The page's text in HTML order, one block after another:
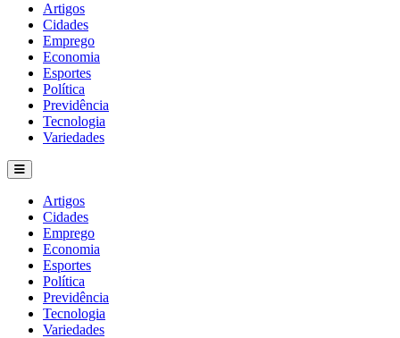
Artigos
Cidades
Emprego
Economia
Esportes
Política
Previdência
Tecnologia
Variedades
Artigos
Cidades
Emprego
Economia
Esportes
Política
Previdência
Tecnologia
Variedades